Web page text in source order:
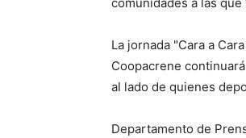
La jornada "Cara a
Coopacrene
al lado de quienes
Departamento de